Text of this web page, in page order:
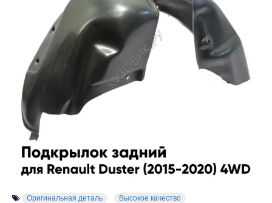
Оригинальная деталь
Высокое качество